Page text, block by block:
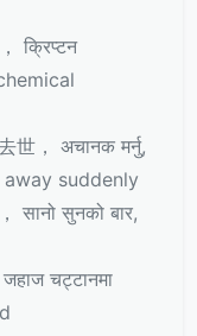
क्रिप्टन
世， अचानक मर्नु,
suddenly
सानो सुनको बार,
चट्टानमा